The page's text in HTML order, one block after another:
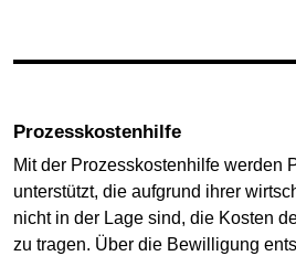
Prozesskostenhilfe
Mit der Prozesskostenhilfe werden
unterstützt, die aufgrund ihrer
nicht in der Lage sind, die Kosten
zu tragen. Über die Bewilligung